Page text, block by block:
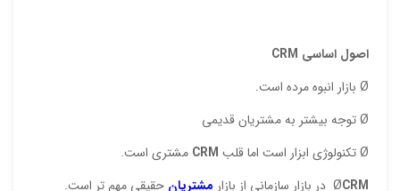
اصول اساسي CRM
Ø بازار انبوه مرده است.
Ø توجه بيشتر به مشتريان قديمي‌
Ø تكنولوژي ابزار است اما قلب
CRM مشتري است.
ØCRM در بازار سازماني از بازار مشتریان حقیقی مهم تر است.